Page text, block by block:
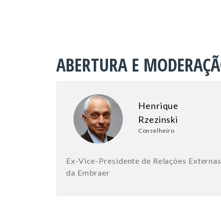
ABERTURA E
Henrique
Rzezinski
Conselheiro
Ex-Vice-Presidente de Relações
da Embraer